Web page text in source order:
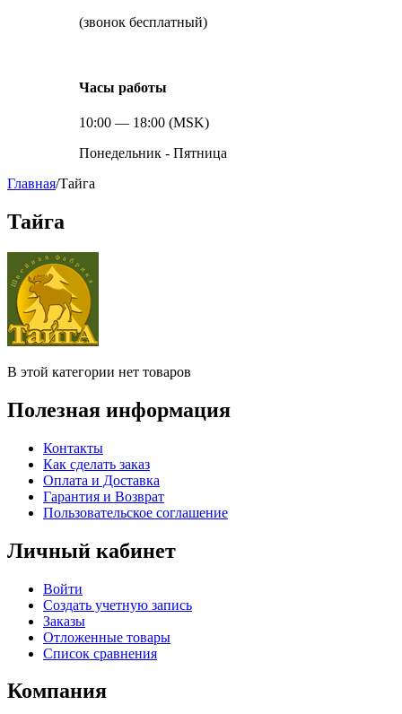
(звонок бесплатный)
Часы работы
10:00 — 18:00 (MSK)
Понедельник - Пятница
Главная/Тайга
Тайга
В этой категории нет товаров
Полезная информация
Контакты
Как сделать заказ
Оплата и Доставка
Гарантия и Возврат
Пользовательское соглашение
Личный кабинет
Войти
Создать учетную запись
Заказы
Отложенные товары
Список сравнения
Компания